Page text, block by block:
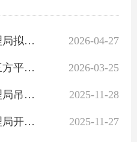
2026-04-27
英吉沙县市场监督管理局拟吊销营业执照告知公告
2026-03-25
英吉沙县网络餐饮第三方平台备案信息表
2025-11-28
英吉沙县市场监督管理局吊销个体工商户营业执照行政处罚决定书送达公告
2025-11-27
英吉沙县市场监督管理局开展食品生产经营单位监督检查情况公示